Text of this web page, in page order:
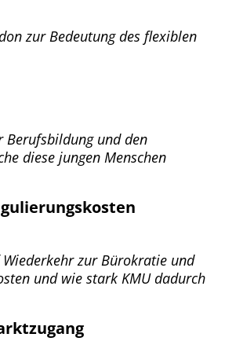
zur Bedeutung des flexiblen
Berufsbildung und den
diese jungen Menschen
zur Bürokratie und
und wie stark KMU dadurch